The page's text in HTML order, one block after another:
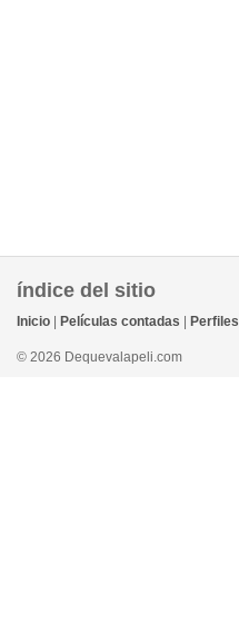
índice del sitio
Inicio Películas contadas Perfiles
© 2026 Dequevalapeli.com